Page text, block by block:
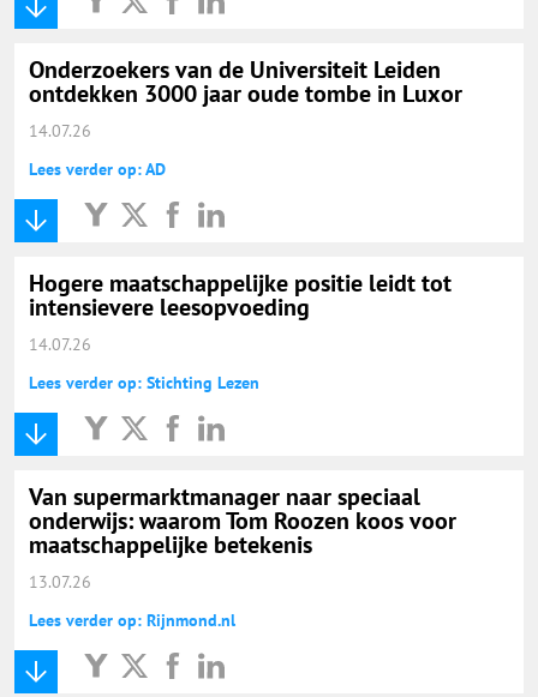
Onderzoekers van de Universiteit Leiden
ontdekken 3000 jaar oude tombe in Luxor
14.07.26
Lees verder op: AD
Hogere maatschappelijke positie leidt tot
intensievere leesopvoeding
14.07.26
Lees verder op: Stichting Lezen
Van supermarktmanager naar speciaal
onderwijs: waarom Tom Roozen koos voor
maatschappelijke betekenis
13.07.26
Lees verder op: Rijnmond.nl